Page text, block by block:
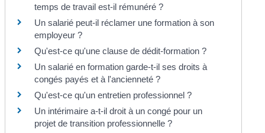
temps de travail est-il rémunéré ?
Un salarié peut-il réclamer une formation à son
employeur ?
Qu'est-ce qu'une clause de dédit-formation ?
Un salarié en formation garde-t-il ses droits à
congés payés et à l'ancienneté ?
Qu'est-ce qu'un entretien professionnel ?
Un intérimaire a-t-il droit à un congé pour un
projet de transition professionnelle ?